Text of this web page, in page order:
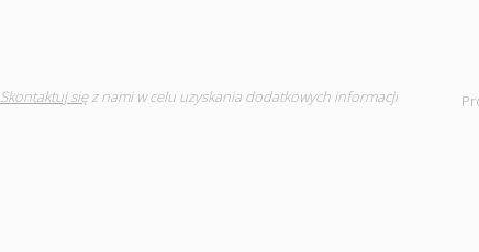
Skontaktuj sięz nami w celu uzyskania dodatkowych informacji